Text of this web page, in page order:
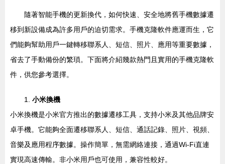
隨著智能手機的更新換代，如何快速、安全地將舊手機數據遷
移到新設備成為許多用戶的迫切需求。手機克隆軟件應運而生，它
們能夠幫助用戶一鍵轉移聯系人、短信、照片、應用等重要數據，
省去了手動備份的繁瑣。下面將介紹幾款熱門且實用的手機克隆軟
件，供您參考選擇。
1. 小米換機
小米換機是小米官方推出的數據遷移工具，支持小米及其他品牌安
卓手機。它能夠全面遷移聯系人、短信、通話記錄、照片、視頻、
音樂及應用程序數據。操作簡單，無需網絡連接，通過Wi-Fi直連
實現高速傳輸。非小米用戶也可使用，兼容性較好。